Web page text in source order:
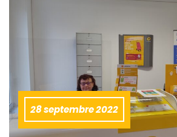
28 septembre 2022